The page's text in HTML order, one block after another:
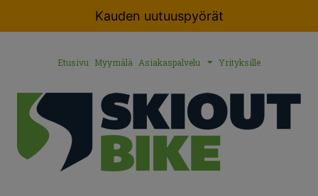
Kauden uutuuspyörät
Etusivu Myymälä Asiakaspalvelu Yrityksille